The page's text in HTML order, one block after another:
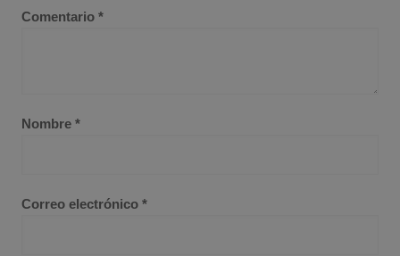
Comentario *
Nombre *
Correo electrónico *